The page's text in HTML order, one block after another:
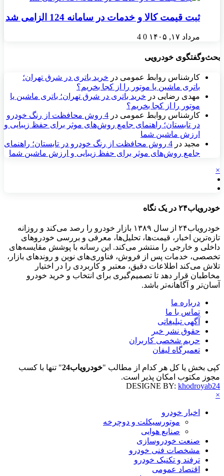
ثبت قیمت کالا و خدمات در سامانه 124 الزامی شد
مرداد ۱۷, ۱۴۰۵ 0
4
بحث‌وگفتگوی خودرویی
کارشناس روابط عمومی در خرید باتری در شرق تهران؛
باتری ماشین یا موتور را از کجا بخریم؟
مهدی رضایی در خرید باتری در شرق تهران؛ باتری ماشین یا
موتور را از کجا بخریم؟
کارشناس روابط عمومی در
4 روش محافظت از رنگ خودرو
در تابستان؛ راهنمای جامع روش‌های موثر برای حفظ زیبایی و
ارزش ماشین شما
مجید در
4 روش محافظت از رنگ خودرو در تابستان؛ راهنمای
جامع روش‌های موثر برای حفظ زیبایی و ارزش ماشین شما
×
خودرویاب۲۴ در یک نگاه
خودرویاب۲۴ از سال ۱۳۸۹ بازار خودرو را رصد می‌کند و روزانه
تازه‌ترین اخبار، قیمت‌ها، تحلیل‌ها، معرفی و بررسی خودروهای
داخلی و خارجی را منتشر می‌کند. این رسانه با پوشش مقایسه‌های
تخصصی، خدمات پس از فروش، فناوری‌های نوین و روندهای بازار،
تلاش می‌کند اطلاعات دقیق، معتبر و کاربردی را در اختیار
مخاطبان قرار دهد تا تصمیم‌گیری برای انتخاب و خرید خودرو
آسان‌تر و آگاهانه‌تر باشد.
درباره ما
تماس با ما
آگهی تبلیغاتی
حقوق نشر خبر
حریم شخصی کاربران
تعمیرگاه لیفان
کپی بخش یا کل هر کدام از مطالب "خودرویاب24
" تنها با کسب
مجوز مکتوب امکان پذیر است.
DESIGNE BY: khodroyab24
×
اخبار خودرو
موتورسیکلت و دوچرخه
صنایع هوایی
صنعت خودروسازی
مشخصات فنی خودرو
ترفند و تکنیک خودرو
اقتصاد عمومی